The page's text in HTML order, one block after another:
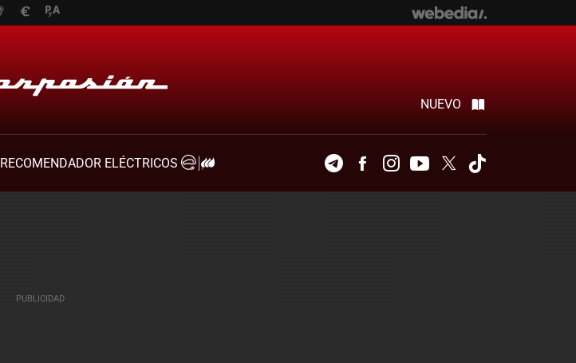
NUEVO
RECOMENDADOR ELÉCTRICOS
TelegramFacebookInstagramYoutubeTwitter